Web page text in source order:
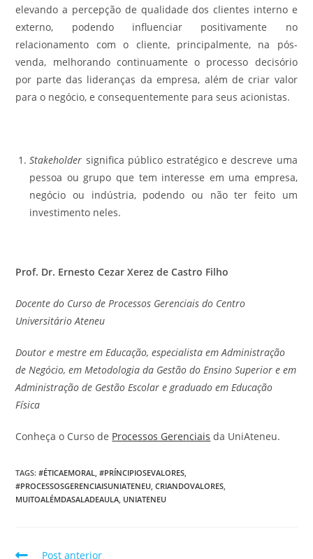
elevando a percepção de qualidade dos clientes interno e
externo, podendo influenciar positivamente no
relacionamento com o cliente, principalmente, na pós-
venda, melhorando continuamente o processo decisório
por parte das lideranças da empresa, além de criar valor
para o negócio, e consequentemente para seus acionistas.
Stakeholder significa público estratégico e descreve uma
pessoa ou grupo que tem interesse em uma empresa,
negócio ou indústria, podendo ou não ter feito um
investimento neles.
Prof. Dr. Ernesto Cezar Xerez de Castro Filho
Docente do Curso de Processos Gerenciais do Centro
Universitário Ateneu
Doutor e mestre em Educação, especialista em Administração
de Negócio, em Metodologia da Gestão do Ensino Superior e em
Administração de Gestão Escolar e graduado em Educação
Física
Conheça o Curso de Processos Gerenciais da UniAteneu.
TAGS:#ÉTICAEMORAL, #PRÍNCIPIOSEVALORES,
#PROCESSOSGERENCIAISUNIATENEU, CRIANDOVALORES,
MUITOALÉMDASALADEAULA, UNIATENEU
Post anterior